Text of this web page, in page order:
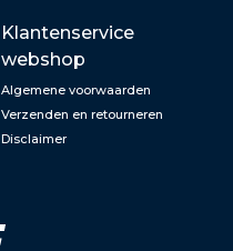
Klantenservice
webshop
Algemene voorwaarden
Verzenden en retourneren
Disclaimer